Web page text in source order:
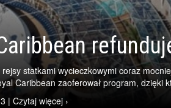
statkami wycieczkowymi coraz
Caribbean zaoferował program, dzięki
| Czytaj więcej ›